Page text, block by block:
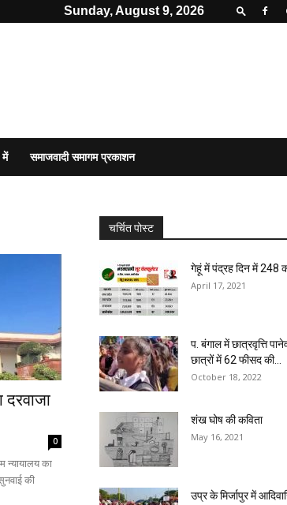
Sunday, August 9, 2026
में समाजवादी समागम प्रकाशन
दरवाजा
0
न्यायालय का
की
चर्चित पोस्ट
गेहूं में पंद्रह दिन में 248
April 17, 2021
प. बंगाल में छात्रवृत्ति
छात्रों में 62 फीसद की...
October 18, 2022
शंख घोष की कविता
May 16, 2021
उप्र के मिर्जापुर में